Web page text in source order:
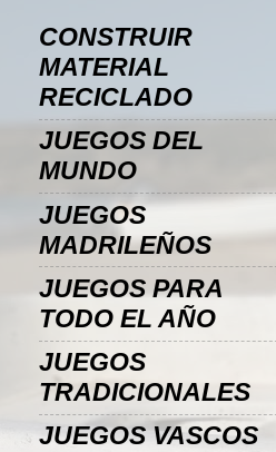
CONSTRUIR
MATERIAL
RECICLADO
JUEGOS DEL
MUNDO
JUEGOS
MADRILEÑOS
JUEGOS PARA
TODO EL AÑO
JUEGOS
TRADICIONALES
JUEGOS VASCOS